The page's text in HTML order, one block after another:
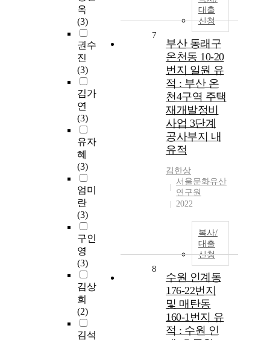
옥
(3)
권수
진
(3)
김가
연
(3)
유자
혜
(3)
엄미
란
(3)
구인
영
(3)
김상
희
(2)
김석
대출
신청
7
부산 동래구
온천동 10-20
번지 일원 유
적 : 부산 온
천4구역 주택
재개발정비
사업 3단계
공사부지 내
유적
김한상
서울문화유산
연구원
2022
복사/
대출
신청
8
수원 인계동
176-22번지
및 매탄동
160-1번지 유
적 : 수원 인